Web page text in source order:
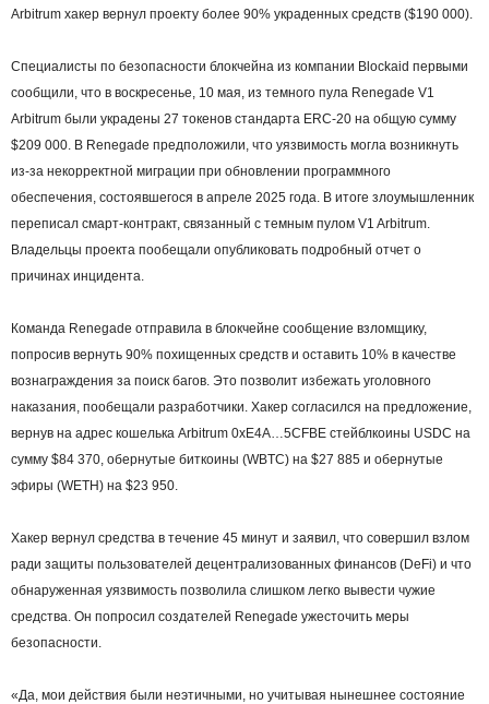
Arbitrum хакер вернул проекту более 90% украденных средств ($190 000).
Специалисты по безопасности блокчейна из компании Blockaid первыми
сообщили, что в воскресенье, 10 мая, из темного пула Renegade V1
Arbitrum были украдены 27 токенов стандарта ERC-20 на общую сумму
$209 000. В Renegade предположили, что уязвимость могла возникнуть
из-за некорректной миграции при обновлении программного
обеспечения, состоявшегося в апреле 2025 года. В итоге злоумышленник
переписал смарт-контракт, связанный с темным пулом V1 Arbitrum.
Владельцы проекта пообещали опубликовать подробный отчет о
причинах инцидента.
Команда Renegade отправила в блокчейне сообщение взломщику,
попросив вернуть 90% похищенных средств и оставить 10% в качестве
вознаграждения за поиск багов. Это позволит избежать уголовного
наказания, пообещали разработчики. Хакер согласился на предложение,
вернув на адрес кошелька Arbitrum 0xE4A…5CFBE стейблкоины USDC на
сумму $84 370, обернутые биткоины (WBTC) на $27 885 и обернутые
эфиры (WETH) на $23 950.
Хакер вернул средства в течение 45 минут и заявил, что совершил взлом
ради защиты пользователей децентрализованных финансов (DeFi) и что
обнаруженная уязвимость позволила слишком легко вывести чужие
средства. Он попросил создателей Renegade ужесточить меры
безопасности.
«Да, мои действия были неэтичными, но учитывая нынешнее состояние